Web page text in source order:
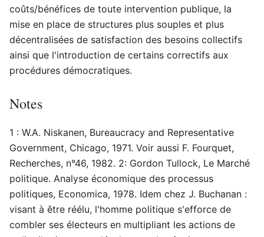
coûts/bénéfices de toute intervention publique, la
mise en place de structures plus souples et plus
décentralisées de satisfaction des besoins collectifs
ainsi que l'introduction de certains correctifs aux
procédures démocratiques.
Notes
1 : W.A. Niskanen, Bureaucracy and Representative
Government, Chicago, 1971. Voir aussi F. Fourquet,
Recherches, n°46, 1982. 2: Gordon Tullock, Le Marché
politique. Analyse économique des processus
politiques, Economica, 1978. Idem chez J. Buchanan :
visant à être réélu, l'homme politique s'efforce de
combler ses électeurs en multipliant les actions de